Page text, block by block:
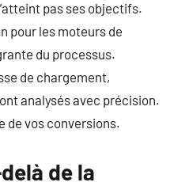
pas ses objectifs.
pour les moteurs de
du processus.
de chargement,
analysés avec précision.
de vos conversions.
de la